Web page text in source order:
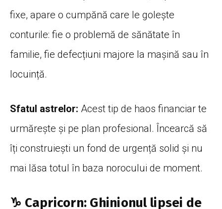
fixe, apare o cumpănă care le golește
conturile: fie o problemă de sănătate în
familie, fie defecțiuni majore la mașină sau în
locuință.
Sfatul astrelor: Acest tip de haos financiar te
urmărește și pe plan profesional. Încearcă să
îți construiești un fond de urgență solid și nu
mai lăsa totul în baza norocului de moment.
♑ Capricorn: Ghinionul lipsei de